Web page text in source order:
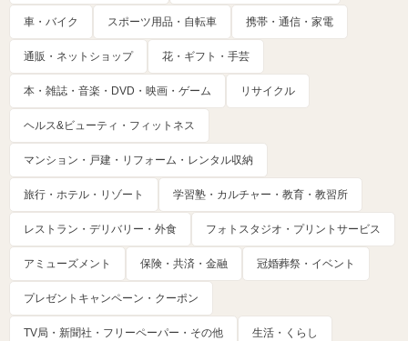
車・バイク スポーツ用品・自転車 携帯・通信・家電
通販・ネットショップ 花・ギフト・手芸
本・雑誌・音楽・DVD・映画・ゲーム リサイクル
ヘルス&ビューティ・フィットネス
マンション・戸建・リフォーム・レンタル収納
旅行・ホテル・リゾート 学習塾・カルチャー・教育・教習所
レストラン・デリバリー・外食 フォトスタジオ・プリントサービス
アミューズメント 保険・共済・金融 冠婚葬祭・イベント
プレゼントキャンペーン・クーポン
TV局・新聞社・フリーペーパー・その他 生活・くらし